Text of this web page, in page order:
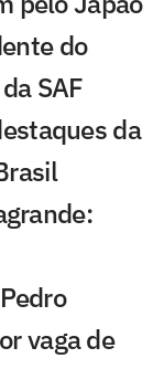
do
SAF
da
vaga de